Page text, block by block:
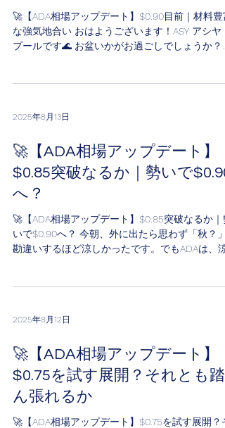
🚀【ADA相場アップデート】$0.90目前｜材料豊
な強気地合い おはようございます！ASY アシヤ・
プールです🌊 お盆いかがお過ごしでしょうか？
2025年8月13日
🚀【ADA相場アップデート】
$0.85突破なるか｜勢いで$0.90
へ？
🚀【ADA相場アップデート】$0.85突破なるか｜
いで$0.90へ？ 今朝、外に出たら思わず「秋？」
勘違いするほど涼しかったです。でもADAは、涼
2025年8月12日
🚀【ADA相場アップデート】
$0.75を試す展開？それとも踏
ん張れるか
🚀【ADA相場アップデート】$0.75を試す展開？そ